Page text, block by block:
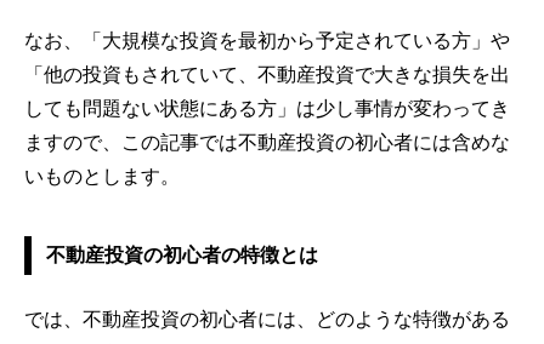
なお、「大規模な投資を最初から予定されている方」や
「他の投資もされていて、不動産投資で大きな損失を出
しても問題ない状態にある方」は少し事情が変わってき
ますので、この記事では不動産投資の初心者には含めな
いものとします。
不動産投資の初心者の特徴とは
では、不動産投資の初心者には、どのような特徴がある